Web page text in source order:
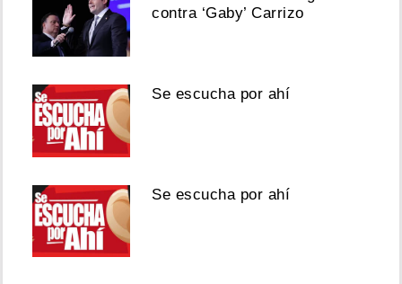
contra ‘Gaby’ Carrizo
Se escucha por ahí
Se escucha por ahí